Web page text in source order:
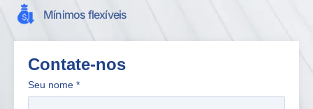
Mínimos flexíveis
Contate-nos
Seu nome *